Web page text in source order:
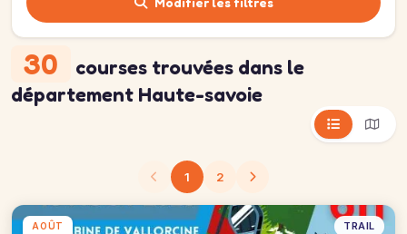
30 courses trouvées dans le
département Haute-savoie
1 2
AOÛT TRAIL